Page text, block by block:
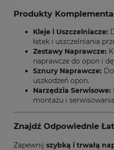
Produkty
Kleje i Uszczelniacze:
łatek i uszczelniania
Zestawy Naprawcze:
naprawcze do opon i
Sznury Naprawcze:
uszkodzeń opon.
Narzędzia Serwisowe:
montażu i
Znajdź Odpowiednie
Zapewnij szybką i trwałą